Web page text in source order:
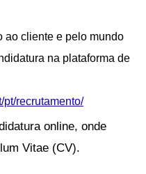
ao cliente e pelo mundo
na plataforma de
pt/recrutamento/
online, onde
Vitae (CV).